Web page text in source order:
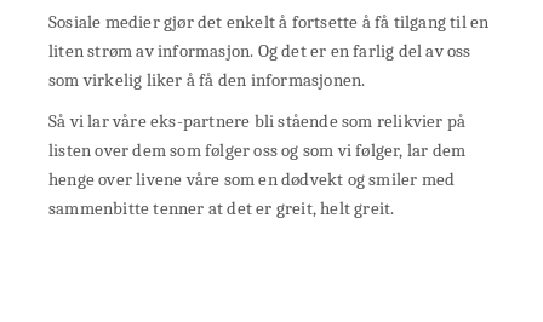
Sosiale medier gjør det enkelt å fortsette å få tilgang til en
liten strøm av informasjon. Og det er en farlig del av oss
som virkelig liker å få den informasjonen.
Så vi lar våre eks-partnere bli stående som relikvier på
listen over dem som følger oss og som vi følger, lar dem
henge over livene våre som en dødvekt og smiler med
sammenbitte tenner at det er greit, helt greit.